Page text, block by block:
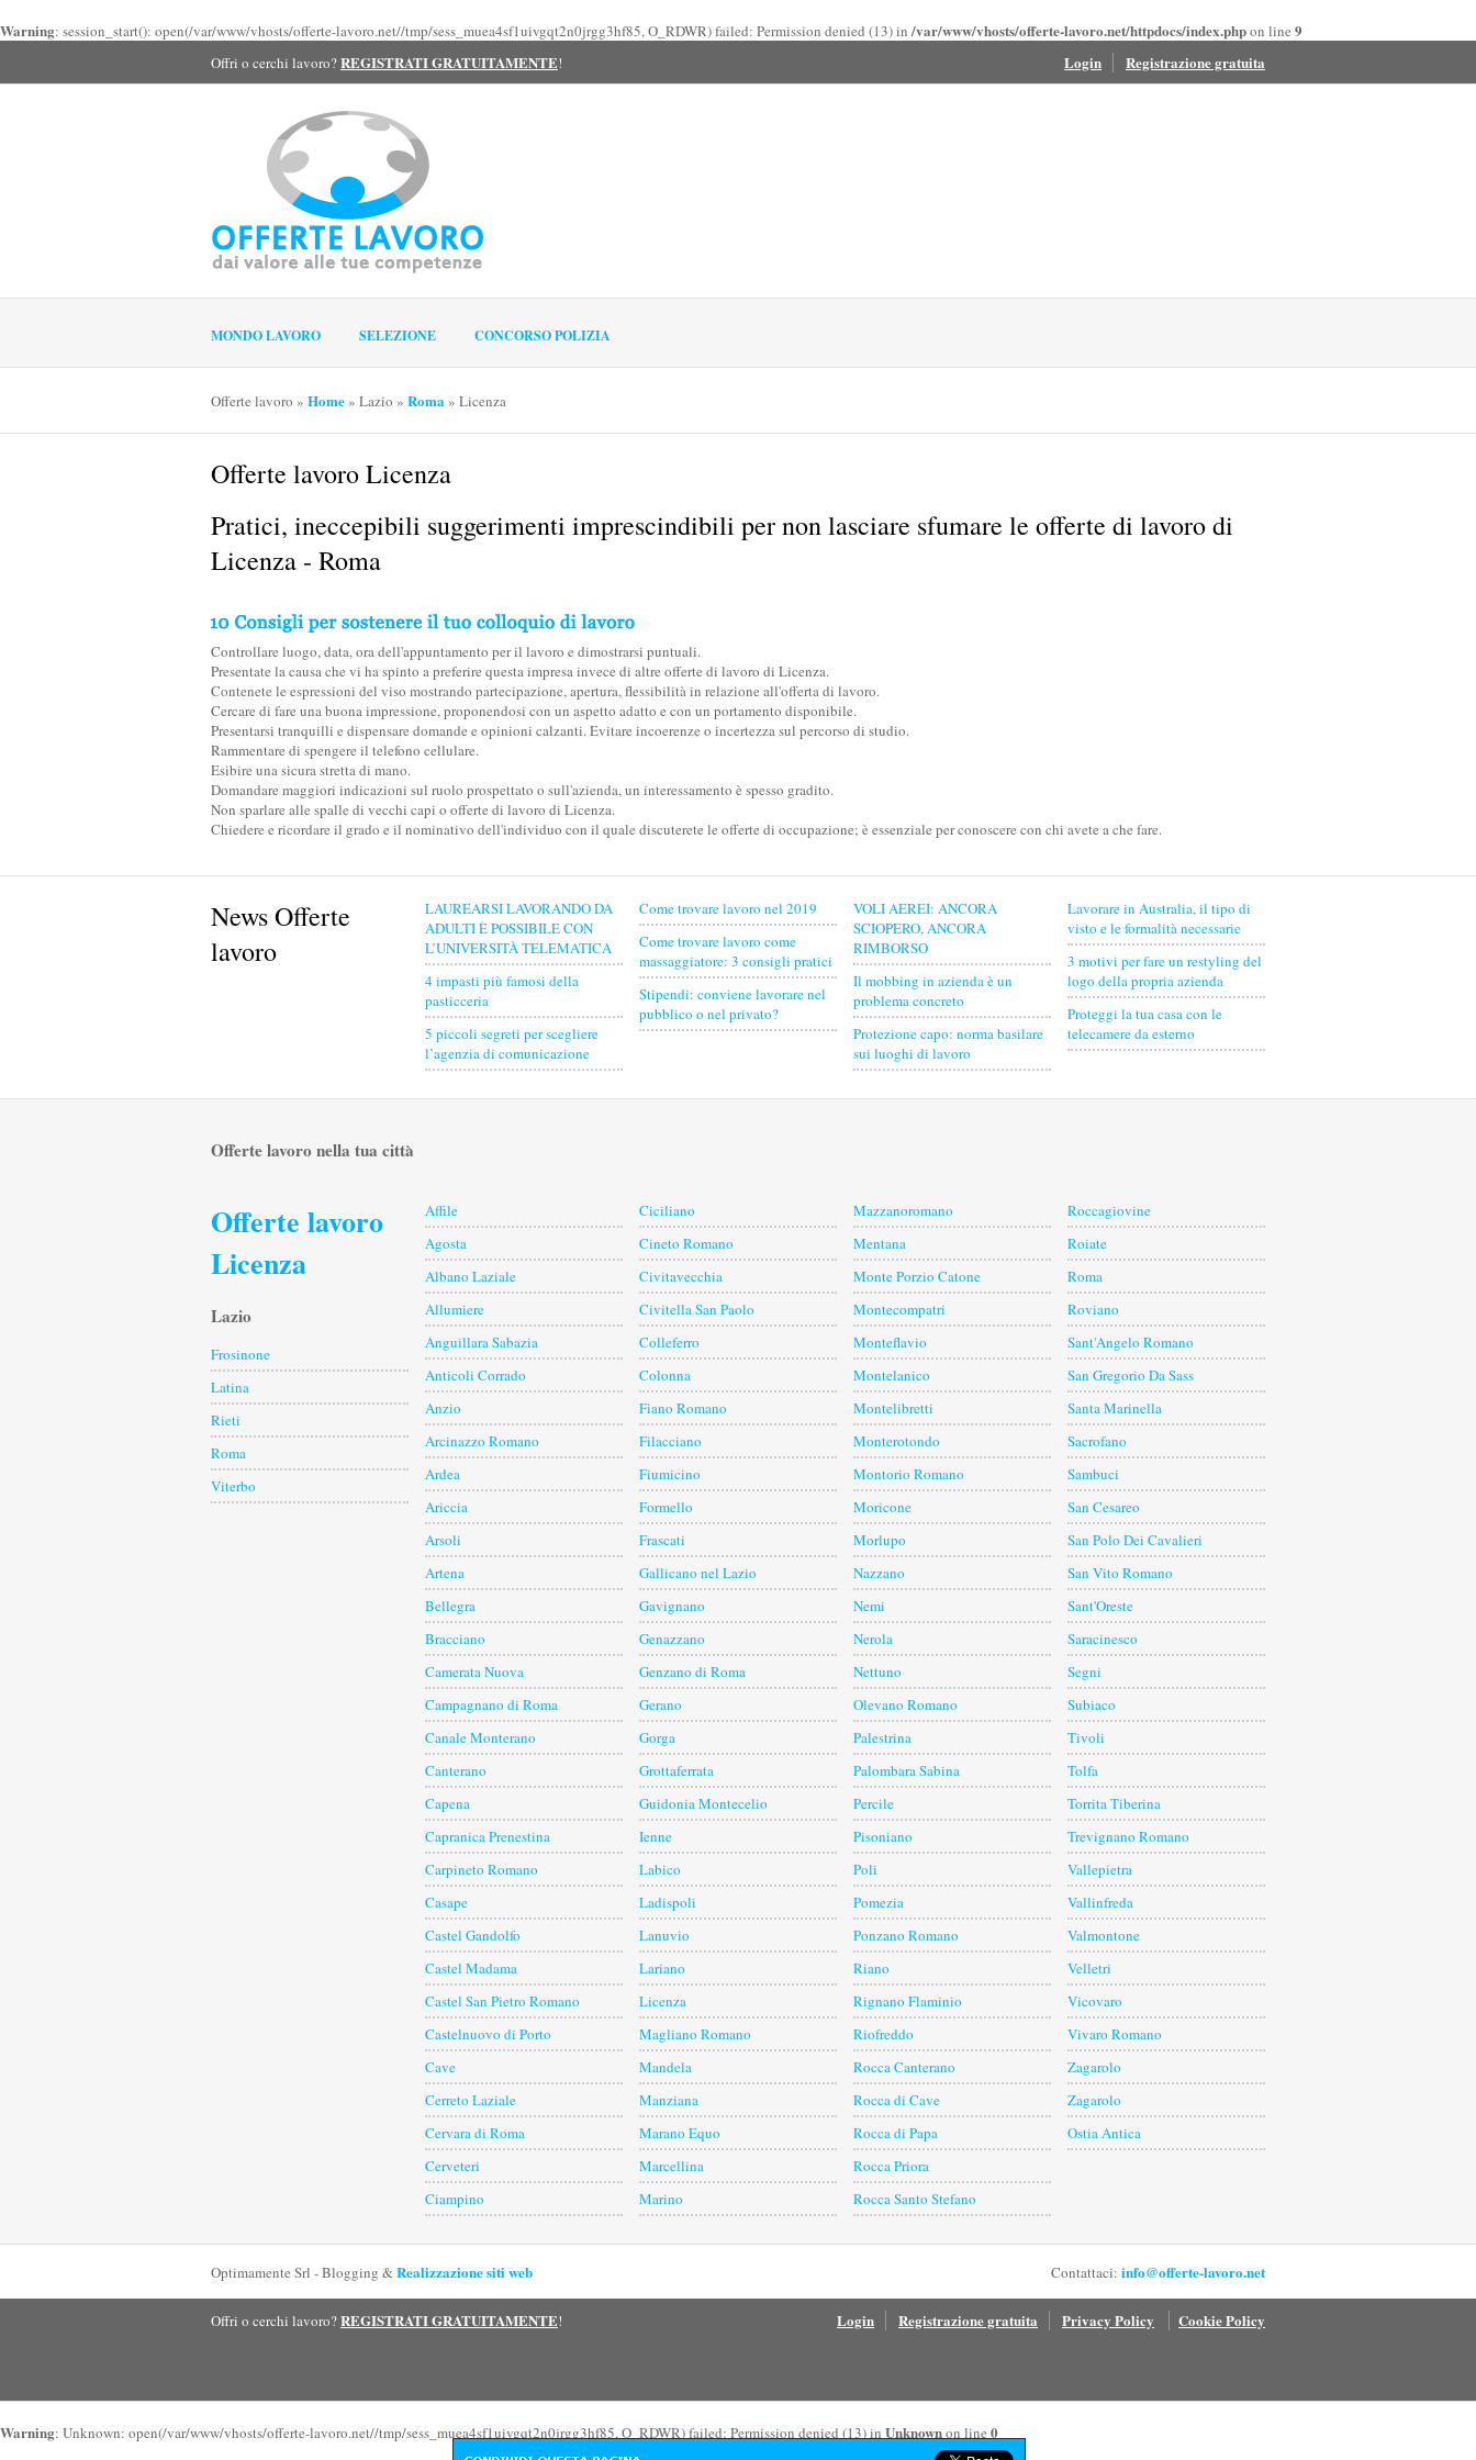
Warning: session_start(): open(/var/www/vhosts/offerte-lavoro.net//tmp/sess_muea4sf1uivgqt2n0jrgg3hf85, O_RDWR) failed: Permission denied (13) in /var/www/vhosts/offerte-lavoro.net/httpdocs/index.phpon line 9
Offri o cerchi lavoro?REGISTRATI GRATUITAMENTE! Login Registrazione gratuita
MONDO LAVORO SELEZIONE CONCORSO POLIZIA
Offerte lavoro » Home» Lazio » Roma» Licenza
Offerte lavoro Licenza
Pratici, ineccepibili suggerimenti imprescindibili per non lasciare sfumare le offerte di lavoro di
Licenza - Roma
Controllare luogo, data, ora dell'appuntamento per il lavoro e dimostrarsi puntuali.
Presentate la causa che vi ha spinto a preferire questa impresa invece di altre offerte di lavoro di Licenza.
Contenete le espressioni del viso mostrando partecipazione, apertura, flessibilità in relazione all'offerta di lavoro.
Cercare di fare una buona impressione, proponendosi con un aspetto adatto e con un portamento disponibile.
Presentarsi tranquilli e dispensare domande e opinioni calzanti. Evitare incoerenze o incertezza sul percorso di studio.
Rammentare di spengere il telefono cellulare.
Esibire una sicura stretta di mano.
Domandare maggiori indicazioni sul ruolo prospettato o sull'azienda, un interessamento è spesso gradito.
Non sparlare alle spalle di vecchi capi o offerte di lavoro di Licenza.
Chiedere e ricordare il grado e il nominativo dell'individuo con il quale discuterete le offerte di occupazione; è essenziale per conoscere con chi avete a che fare.
News Offerte
lavoro
LAUREARSI LAVORANDO DA
ADULTI È POSSIBILE CON
L’UNIVERSITÀ TELEMATICA
4 impasti più famosi della
pasticceria
5 piccoli segreti per scegliere
l’agenzia di comunicazione
Come trovare lavoro nel 2019
Come trovare lavoro come
massaggiatore: 3 consigli pratici
Stipendi: conviene lavorare nel
pubblico o nel privato?
VOLI AEREI: ANCORA
SCIOPERO, ANCORA
RIMBORSO
Il mobbing in azienda è un
problema concreto
Protezione capo: norma basilare
sui luoghi di lavoro
Lavorare in Australia, il tipo di
visto e le formalità necessarie
3 motivi per fare un restyling del
logo della propria azienda
Proteggi la tua casa con le
telecamere da esterno
Offerte lavoro nella tua città
Offerte lavoro
Licenza
Lazio
Frosinone
Latina
Rieti
Roma
Viterbo
Affile
Agosta
Albano Laziale
Allumiere
Anguillara Sabazia
Anticoli Corrado
Anzio
Arcinazzo Romano
Ardea
Ariccia
Arsoli
Artena
Bellegra
Bracciano
Camerata Nuova
Campagnano di Roma
Canale Monterano
Canterano
Capena
Capranica Prenestina
Carpineto Romano
Casape
Castel Gandolfo
Castel Madama
Castel San Pietro Romano
Castelnuovo di Porto
Cave
Cerreto Laziale
Cervara di Roma
Cerveteri
Ciampino
Ciciliano
Cineto Romano
Civitavecchia
Civitella San Paolo
Colleferro
Colonna
Fiano Romano
Filacciano
Fiumicino
Formello
Frascati
Gallicano nel Lazio
Gavignano
Genazzano
Genzano di Roma
Gerano
Gorga
Grottaferrata
Guidonia Montecelio
Ienne
Labico
Ladispoli
Lanuvio
Lariano
Licenza
Magliano Romano
Mandela
Manziana
Marano Equo
Marcellina
Marino
Mazzanoromano
Mentana
Monte Porzio Catone
Montecompatri
Monteflavio
Montelanico
Montelibretti
Monterotondo
Montorio Romano
Moricone
Morlupo
Nazzano
Nemi
Nerola
Nettuno
Olevano Romano
Palestrina
Palombara Sabina
Percile
Pisoniano
Poli
Pomezia
Ponzano Romano
Riano
Rignano Flaminio
Riofreddo
Rocca Canterano
Rocca di Cave
Rocca di Papa
Rocca Priora
Rocca Santo Stefano
Roccagiovine
Roiate
Roma
Roviano
Sant'Angelo Romano
San Gregorio Da Sass
Santa Marinella
Sacrofano
Sambuci
San Cesareo
San Polo Dei Cavalieri
San Vito Romano
Sant'Oreste
Saracinesco
Segni
Subiaco
Tivoli
Tolfa
Torrita Tiberina
Trevignano Romano
Vallepietra
Vallinfreda
Valmontone
Velletri
Vicovaro
Vivaro Romano
Zagarolo
Zagarolo
Ostia Antica
Optimamente Srl - Blogging &Realizzazione siti web Contattaci: info@offerte-lavoro.net
Offri o cerchi lavoro?REGISTRATI GRATUITAMENTE! Login Registrazione gratuita Privacy Policy Cookie Policy
Warning: Unknown: open(/var/www/vhosts/offerte-lavoro.net//tmp/sess_muea4sf1uivgqt2n0jrgg3hf85, O_RDWR) failed: Permission denied (13) in Unknownon line 0